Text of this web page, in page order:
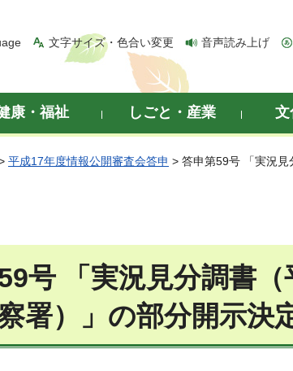
文字サイズ・色合い変更 音声読み上げ
康・福祉 しごと・産業 文
平成17年度情報公開審査会答申 > 答申第59号 「実況
号 「実況見分調書
署）」の部分開示決